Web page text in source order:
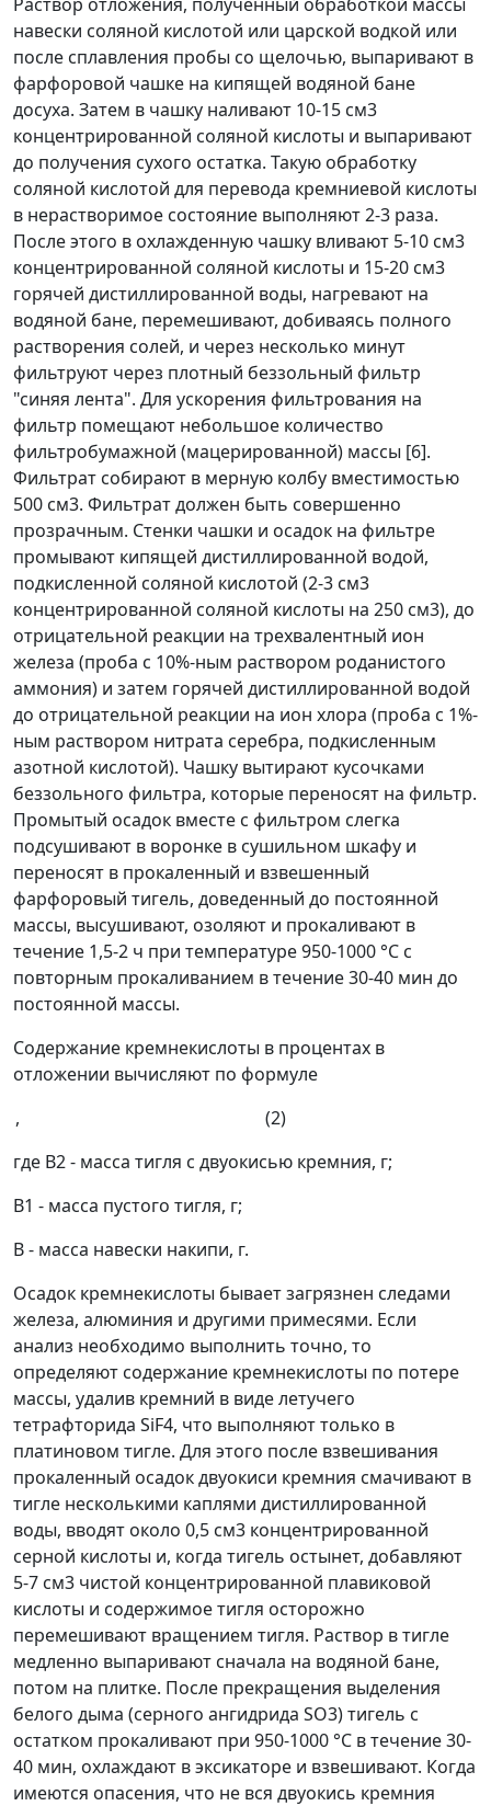
навески соляной кислотой или царской водкой или
после сплавления пробы со щелочью, выпаривают в
фарфоровой чашке на кипящей водяной бане
досуха. Затем в чашку наливают 10-15 см3
концентрированной соляной кислоты и выпаривают
до получения сухого остатка. Такую обработку
соляной кислотой для перевода кремниевой кислоты
в нерастворимое состояние выполняют 2-3 раза.
После этого в охлажденную чашку вливают 5-10 см3
концентрированной соляной кислоты и 15-20 см3
горячей дистиллированной воды, нагревают на
водяной бане, перемешивают, добиваясь полного
растворения солей, и через несколько минут
фильтруют через плотный беззольный фильтр
"синяя лента". Для ускорения фильтрования на
фильтр помещают небольшое количество
фильтробумажной (мацерированной) массы [6].
Фильтрат собирают в мерную колбу вместимостью
500 см3. Фильтрат должен быть совершенно
прозрачным. Стенки чашки и осадок на фильтре
промывают кипящей дистиллированной водой,
подкисленной соляной кислотой (2-3 см3
концентрированной соляной кислоты на 250 см3), до
отрицательной реакции на трехвалентный ион
железа (проба с 10%-ным раствором роданистого
аммония) и затем горячей дистиллированной водой
до отрицательной реакции на ион хлора (проба с 1%-
ным раствором нитрата серебра, подкисленным
азотной кислотой). Чашку вытирают кусочками
беззольного фильтра, которые переносят на фильтр.
Промытый осадок вместе с фильтром слегка
подсушивают в воронке в сушильном шкафу и
переносят в прокаленный и взвешенный
фарфоровый тигель, доведенный до постоянной
массы, высушивают, озоляют и прокаливают в
течение 1,5-2 ч при температуре 950-1000 °С с
повторным прокаливанием в течение 30-40 мин до
постоянной массы.
Содержание кремнекислоты в процентах в
отложении вычисляют по формуле
, (2)
где В2- масса тигля с двуокисью кремния, г;
В1 - масса пустого тигля, г;
В- масса навески накипи, г.
Осадок кремнекислоты бывает загрязнен следами
железа, алюминия и другими примесями. Если
анализ необходимо выполнить точно, то
определяют содержание кремнекислоты по потере
массы, удалив кремний в виде летучего
тетрафторида SiF4, что выполняют только в
платиновом тигле. Для этого после взвешивания
прокаленный осадок двуокиси кремния смачивают в
тигле несколькими каплями дистиллированной
воды, вводят около 0,5 см3 концентрированной
серной кислоты и, когда тигель остынет, добавляют
5-7 см3 чистой концентрированной плавиковой
кислоты и содержимое тигля осторожно
перемешивают вращением тигля. Раствор в тигле
медленно выпаривают сначала на водяной бане,
потом на плитке. После прекращения выделения
белого дыма (серного ангидрида SO3) тигель с
остатком прокаливают при 950-1000 °С в течение 30-
40 мин, охлаждают в эксикаторе и взвешивают. Когда
имеются опасения, что не вся двуокись кремния